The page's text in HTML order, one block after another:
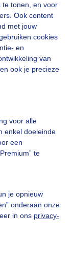
te tonen, en voor
Ook content
met jouw
cookies
en
van
ook je precieze
voor alle
enkel doeleinde
een
te
je opnieuw
onderaan onze
in ons privacy-